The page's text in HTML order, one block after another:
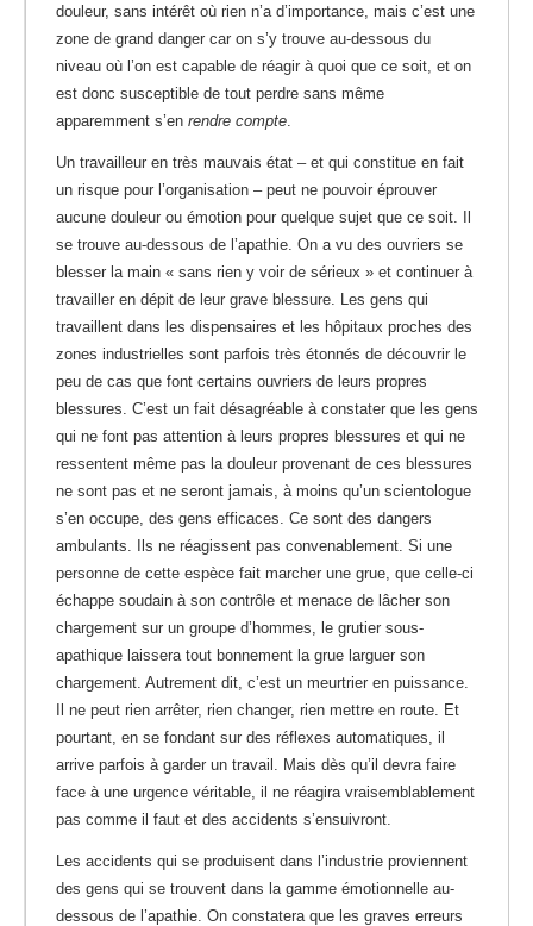
douleur, sans intérêt où rien n’a d’importance, mais c’est une
zone de grand danger car on s’y trouve au-dessous du
niveau où l’on est capable de réagir à quoi que ce soit, et on
est donc susceptible de tout perdre sans même
apparemment s’en rendre compte
Un travailleur en très mauvais état – et qui constitue en fait
un risque pour l’organisation – peut ne pouvoir éprouver
aucune douleur ou émotion pour quelque sujet que ce soit. Il
se trouve au-dessous de l’apathie. On a vu des ouvriers se
blesser la main « sans rien y voir de sérieux » et continuer à
travailler en dépit de leur grave blessure. Les gens qui
travaillent dans les dispensaires et les hôpitaux proches des
zones industrielles sont parfois très étonnés de découvrir le
peu de cas que font certains ouvriers de leurs propres
blessures. C’est un fait désagréable à constater que les gens
qui ne font pas attention à leurs propres blessures et qui ne
ressentent même pas la douleur provenant de ces blessures
ne sont pas et ne seront jamais, à moins qu’un scientologue
s’en occupe, des gens efficaces. Ce sont des dangers
ambulants. Ils ne réagissent pas convenablement. Si une
personne de cette espèce fait marcher une grue, que celle-ci
échappe soudain à son contrôle et menace de lâcher son
chargement sur un groupe d’hommes, le grutier sous-
apathique laissera tout bonnement la grue larguer son
chargement. Autrement dit, c’est un meurtrier en puissance.
Il ne peut rien arrêter, rien changer, rien mettre en route. Et
pourtant, en se fondant sur des réflexes automatiques, il
arrive parfois à garder un travail. Mais dès qu’il devra faire
face à une urgence véritable, il ne réagira vraisemblablement
pas comme il faut et des accidents s’ensuivront.
Les accidents qui se produisent dans l’industrie proviennent
des gens qui se trouvent dans la gamme émotionnelle au-
dessous de l’apathie. On constatera que les graves erreurs